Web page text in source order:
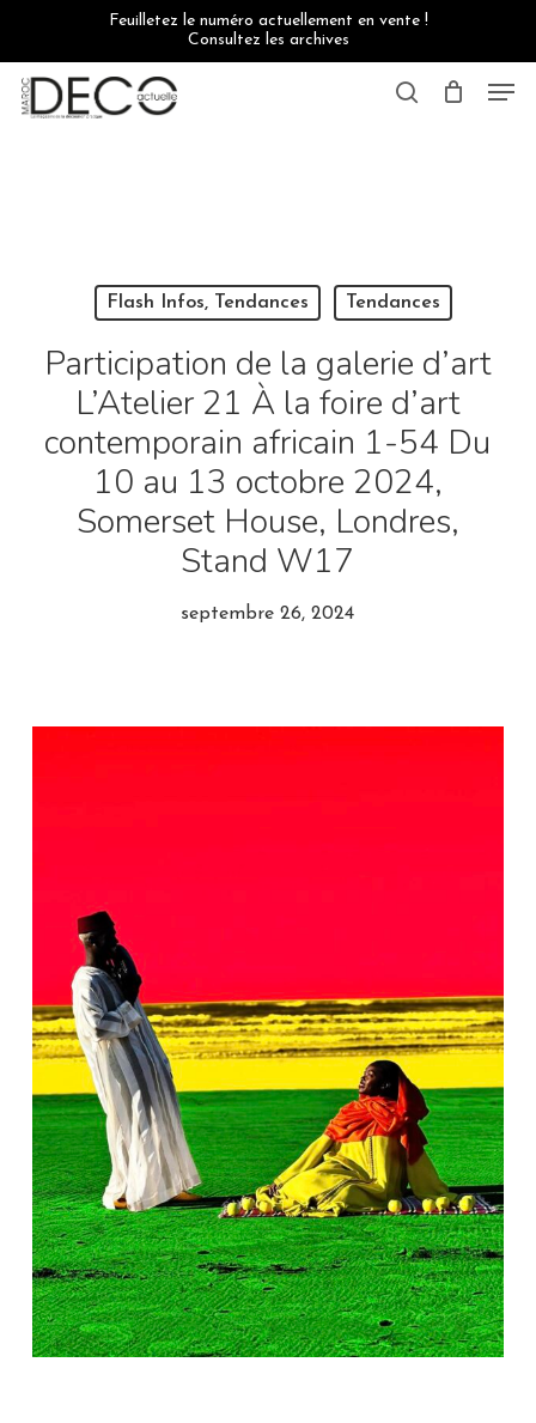
Feuilletez le numéro actuellement en vente !
Consultez les archives
search
Flash Infos, Tendances Tendances
Participation de la galerie d’art
L’Atelier 21 À la foire d’art
contemporain africain 1-54 Du
10 au 13 octobre 2024,
Somerset House, Londres,
Stand W17
septembre 26, 2024